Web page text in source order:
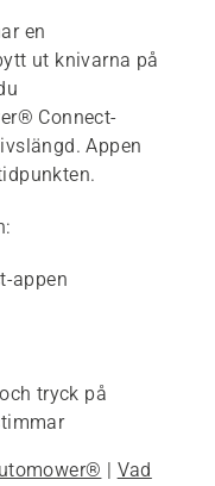
en
ut knivarna på
Connect-
Appen
appen
och tryck på
| Vad